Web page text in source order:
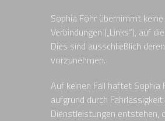
Sophia Föhr übernimmt
Verbindungen („Links“), auf
Dies sind ausschließlich
vorzunehmen.
Auf keinen Fall haftet
aufgrund durch
Dienstleistungen entstehen,